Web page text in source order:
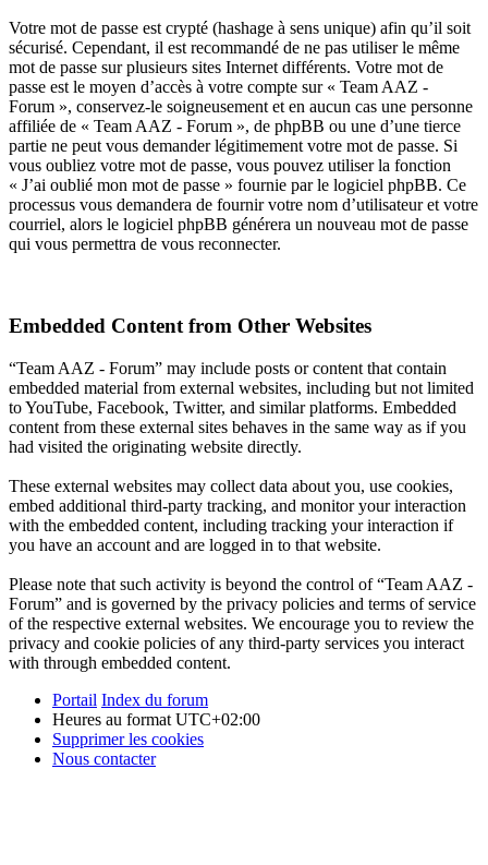
Votre mot de passe est crypté (hashage à sens unique) afin qu’il soit
sécurisé. Cependant, il est recommandé de ne pas utiliser le même
mot de passe sur plusieurs sites Internet différents. Votre mot de
passe est le moyen d’accès à votre compte sur « Team AAZ -
Forum », conservez-le soigneusement et en aucun cas une personne
affiliée de « Team AAZ - Forum », de phpBB ou une d’une tierce
partie ne peut vous demander légitimement votre mot de passe. Si
vous oubliez votre mot de passe, vous pouvez utiliser la fonction
« J’ai oublié mon mot de passe » fournie par le logiciel phpBB. Ce
processus vous demandera de fournir votre nom d’utilisateur et votre
courriel, alors le logiciel phpBB générera un nouveau mot de passe
qui vous permettra de vous reconnecter.
Embedded Content from Other Websites
“Team AAZ - Forum” may include posts or content that contain
embedded material from external websites, including but not limited
to YouTube, Facebook, Twitter, and similar platforms. Embedded
content from these external sites behaves in the same way as if you
had visited the originating website directly.
These external websites may collect data about you, use cookies,
embed additional third-party tracking, and monitor your interaction
with the embedded content, including tracking your interaction if
you have an account and are logged in to that website.
Please note that such activity is beyond the control of “Team AAZ -
Forum” and is governed by the privacy policies and terms of service
of the respective external websites. We encourage you to review the
privacy and cookie policies of any third-party services you interact
with through embedded content.
Portail Index du forum
Heures au format UTC+02:00
Supprimer les cookies
Nous contacter